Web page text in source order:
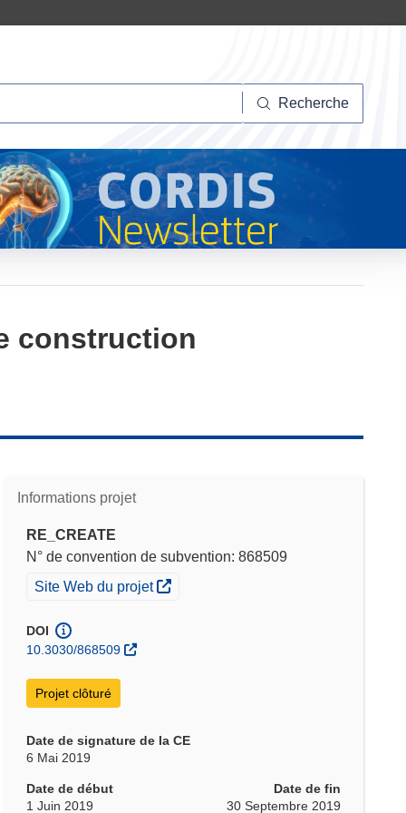
Recherche
construction
Informations projet
RE_CREATE
N° de convention de subvention: 868509
(s’ouvre dans une nouvelle fenêtre)
Site Web du projet
DOI
10.3030/868509
Projet clôturé
Date de signature de la CE
6 Mai 2019
Date de début
1 Juin 2019
Date de fin
30 Septembre 2019